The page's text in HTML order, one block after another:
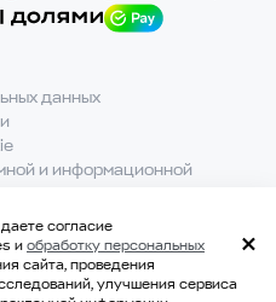
данных
и информационной
материалов с
согласие
иобработку персональных
сайта, проведения
улучшения сервиса